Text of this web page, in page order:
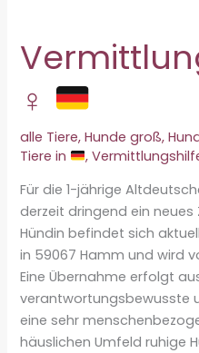
um
Leben
♀
alle Tiere,Hunde groß,
Tiere in
,
Für die 1-jährige
derzeit dringend ein neues
Hündin befindet sich
in 59067 Hamm und wird
Eine Übernahme erfolgt
verantwortungsbewusste
eine sehr
häuslichen Umfeld ruhige